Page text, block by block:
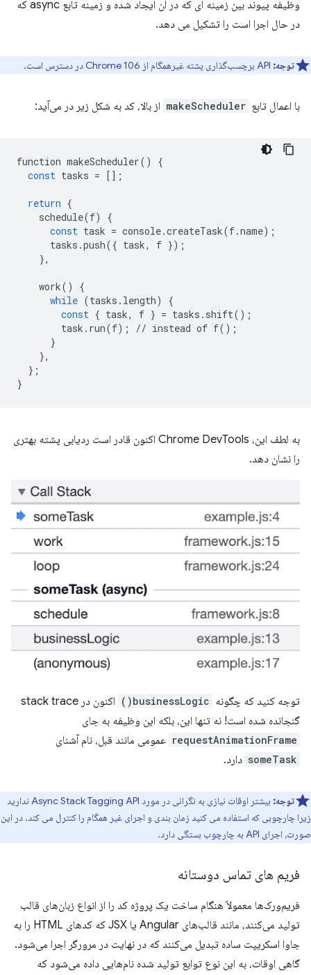
وظیفه پیوند بین زمینه ای که در آن ایجاد شده و زمینه تابع async که
در حال اجرا است را تشکیل می دهد.
توجه:
با اعمال تابع makeScheduler از بالا، کد به شکل زیر در می‌آید:
function makeScheduler()
{
const tasks = [];
return {
schedule(f)
{
const task = console.createTask(f.name);
tasks .push({ task, f });
},
work()
{
while (tasks . length)
{
const { task, f } = tasks . shift();
task . run(f); // instead of f();
}
},
};
}
به لطف این، Chrome DevTools اکنون قادر است ردیابی پشته بهتری
را نشان دهد.
توجه کنید که چگونه businessLogic()
اکنون در stack trace
گنجانده شده است! نه تنها این، بلکه این وظیفه به جای
requestAnimationFrame عمومی مانند قبل، نام آشنای
someTask دارد.
توجه:
بیشتر اوقات نیازی به نگرانی در مورد Async Stack Tagging API ندارید
زیرا چارچوبی که استفاده می کنید زمان بندی و اجرای غیر همگام را کنترل می کند. در این
صورت، اجرای API به چارچوب بستگی دارد.
فریم های تماس دوستانه
فریم‌ورک‌ها معمولاً هنگام ساخت یک پروژه کد را از انواع زبان‌های قالب
تولید می‌کنند، مانند قالب‌های Angular یا JSX که کدهای HTML را به
جاوا اسکریپت ساده تبدیل می‌کنند که در نهایت در مرورگر اجرا می‌شود.
گاهی اوقات، به این نوع توابع تولید شده نام‌هایی داده می‌شود که